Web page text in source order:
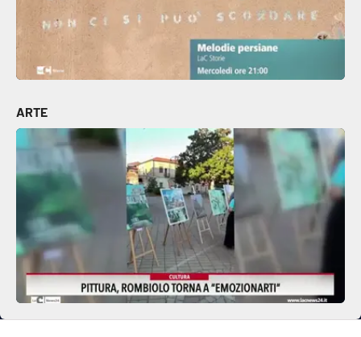
ARTE